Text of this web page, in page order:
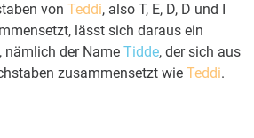
von Teddi, also T, E, D, D und I
lässt sich daraus ein
nämlich der Name Tidde, der sich aus
zusammensetzt wie Teddi.